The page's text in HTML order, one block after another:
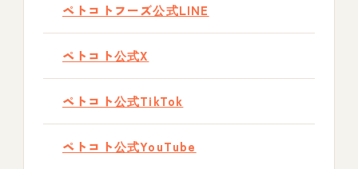
ペトコトフーズ公式LINE
ペトコト公式X
ペトコト公式TikTok
ペトコト公式YouTube